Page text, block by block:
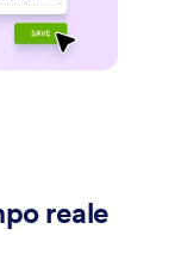
reale